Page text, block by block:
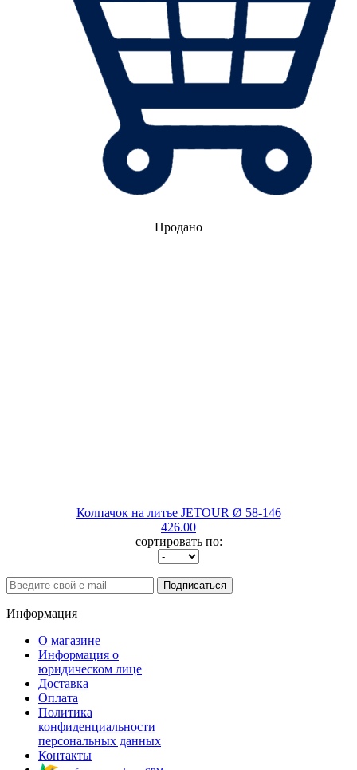
Продано
Колпачок на литье JETOUR Ø 58-146
426.00
сортировать по:
Подписаться
Информация
О магазине
Информация о
юридическом лице
Доставка
Оплата
Политика
конфиденциальности
персональных данных
Контакты